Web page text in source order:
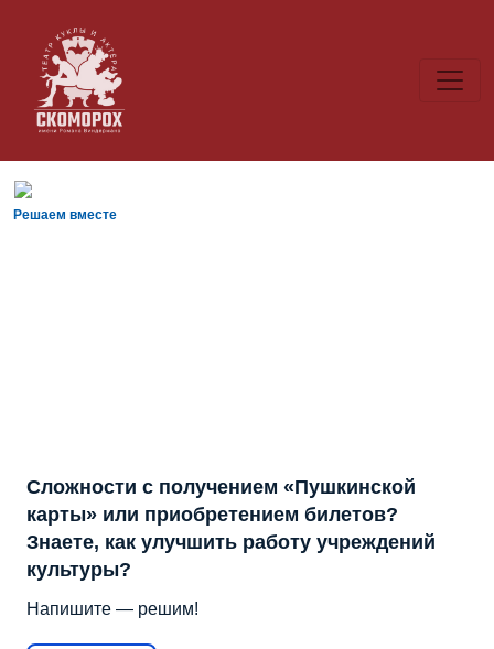
Решаем вместе
Сложности с получением «Пушкинской
карты» или приобретением билетов?
Знаете, как улучшить работу учреждений
культуры?
Напишите — решим!